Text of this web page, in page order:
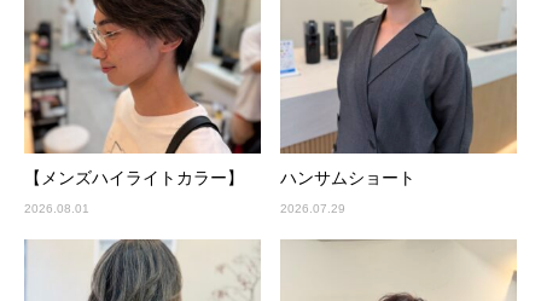
【メンズハイライトカラー】
2026.08.01
ハンサムショート
2026.07.29